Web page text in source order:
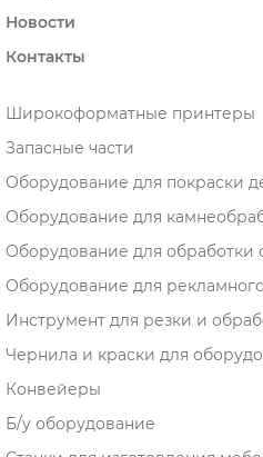
Новости
Контакты
Широкоформатные принтеры
Запасные части
Оборудование для покраски
Оборудование для
Оборудование для обработки
Оборудование для
Инструмент для резки и
Чернила и краски для
Конвейеры
Б/у оборудование